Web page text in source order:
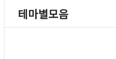
테마별모음